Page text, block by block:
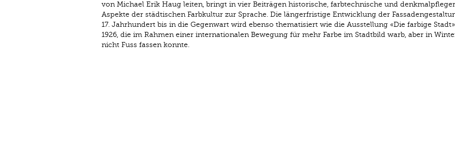
von Michael Erik Haug leiten, bringt in vier Beiträgen historische, farbtechnische und
Aspekte der städtischen Farbkultur zur Sprache. Die längerfristige Entwicklung der
17. Jahrhundert bis in die Gegenwart wird ebenso thematisiert wie die Ausstellung «Die farbige
1926, die im Rahmen einer internationalen Bewegung für mehr Farbe im Stadtbild warb, aber in
nicht Fuss fassen konnte.